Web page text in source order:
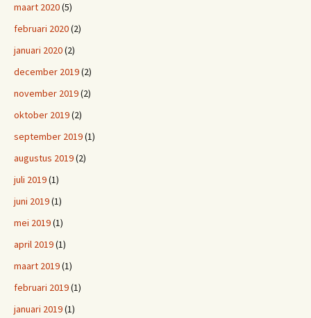
maart 2020(5)
februari 2020(2)
januari 2020(2)
december 2019(2)
november 2019(2)
oktober 2019(2)
september 2019(1)
augustus 2019(2)
juli 2019(1)
juni 2019(1)
mei 2019(1)
april 2019(1)
maart 2019(1)
februari 2019(1)
januari 2019(1)